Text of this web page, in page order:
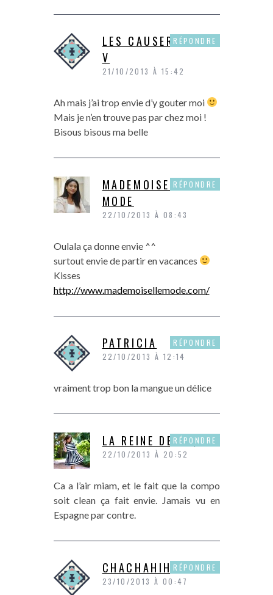
LES CAUSERIES DE
V
21/10/2013 À 15:42
Ah mais j’ai trop envie d’y gouter moi
Mais je n’en trouve pas par chez moi !
Bisous bisous ma belle
RÉPONDRE
MADEMOISELLE
MODE
22/10/2013 À 08:43
Oulala ça donne envie ^^
surtout envie de partir en vacances
Kisses
http://www.mademoisellemode.com/
RÉPONDRE
PATRICIA
22/10/2013 À 12:14
vraiment trop bon la mangue un délice
RÉPONDRE
LA REINE DE PIQUE
22/10/2013 À 20:52
Ca a l’air miam, et le fait que la compo
soit clean ça fait envie. Jamais vu en
Espagne par contre.
RÉPONDRE
CHACHAHIHI
23/10/2013 À 00:47
RÉPONDRE